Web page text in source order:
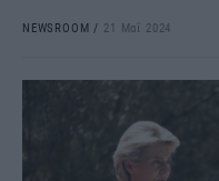
NEWSROOM / 21 Μαΐ 2024